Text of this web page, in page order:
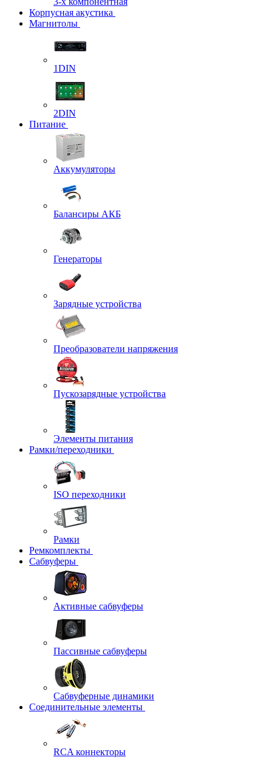
Корпусная акустика
Магнитолы
1DIN
2DIN
Питание
Аккумуляторы
Балансиры АКБ
Генераторы
Зарядные устройства
Преобразователи напряжения
Пускозарядные устройства
Элементы питания
Рамки/переходники
ISO переходники
Рамки
Ремкомплекты
Сабвуферы
Активные сабвуферы
Пассивные сабвуферы
Сабвуферные динамики
Соединительные элементы
RCA коннекторы